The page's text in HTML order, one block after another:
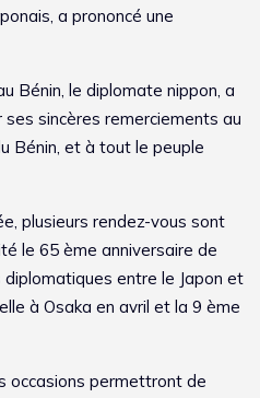
a prononcé une
Bénin, le diplomate nippon, a
ses sincères remerciements au
Bénin, et à tout le peuple
plusieurs rendez-vous sont
le 65 ème anniversaire de
diplomatiques entre le Japon et
à Osaka en avril et la 9 ème
occasions permettront de